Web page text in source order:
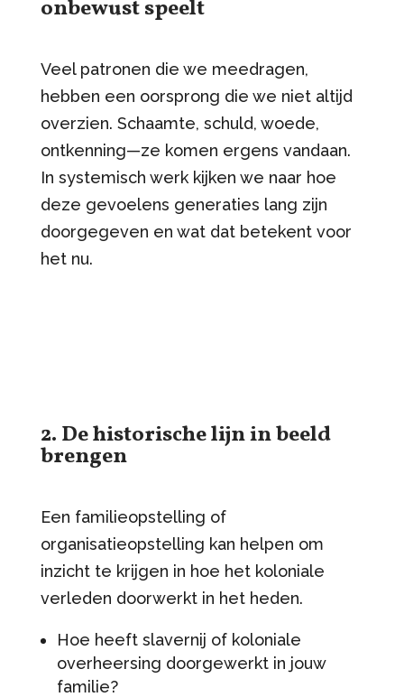
onbewust speelt
Veel patronen die we meedragen,
hebben een oorsprong die we niet altijd
overzien. Schaamte, schuld, woede,
ontkenning—ze komen ergens vandaan.
In systemisch werk kijken we naar hoe
deze gevoelens generaties lang zijn
doorgegeven en wat dat betekent voor
het nu.
2. De historische lijn in beeld
brengen
Een familieopstelling of
organisatieopstelling kan helpen om
inzicht te krijgen in hoe het koloniale
verleden doorwerkt in het heden.
Hoe heeft slavernij of koloniale
overheersing doorgewerkt in jouw
familie?